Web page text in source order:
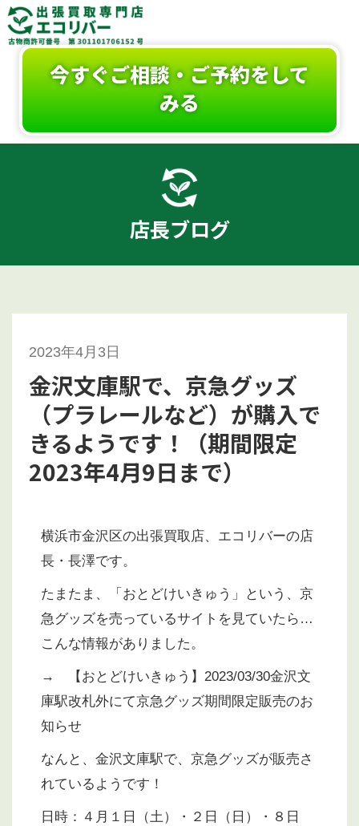
今すぐご相談・ご予約をして
みる
店長ブログ
2023年4月3日
金沢文庫駅で、京急グッズ
（プラレールなど）が購入で
きるようです！（期間限定
2023年4月9日まで）
横浜市金沢区の出張買取店、エコリバーの店
長・長澤です。
たまたま、「おとどけいきゅう」という、京
急グッズを売っているサイトを見ていたら…
こんな情報がありました。
→
【おとどけいきゅう】2023/03/30金沢文
庫駅改札外にて京急グッズ期間限定販売のお
知らせ
なんと、金沢文庫駅で、京急グッズが販売さ
れているようです！
日時：４月１日（土）・２日（日）・８日